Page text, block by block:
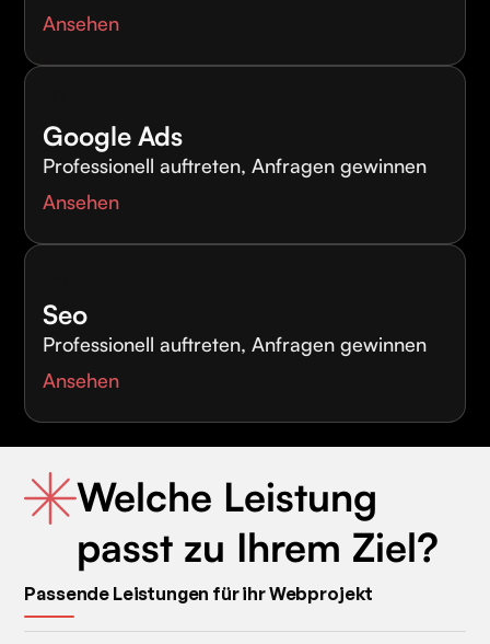
Ansehen
Google Ads
Professionell auftreten, Anfragen gewinnen
Ansehen
Seo
Professionell auftreten, Anfragen gewinnen
Ansehen
Welche Leistung
passt zu Ihrem Ziel?
Passende Leistungen für ihr Webprojekt